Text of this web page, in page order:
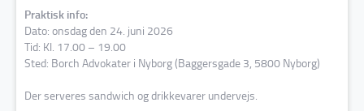
Praktisk info:
Dato: onsdag den 24. juni 2026
Tid: Kl. 17.00 – 19.00
Sted: Borch Advokater i Nyborg (Baggersgade 3, 5800 Nyborg)
Der serveres sandwich og drikkevarer undervejs.